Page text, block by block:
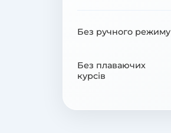
Без ручного режиму
Без плаваючих
курсів